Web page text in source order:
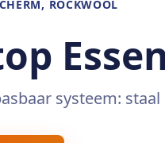
, ROCKWOOL
systeem: